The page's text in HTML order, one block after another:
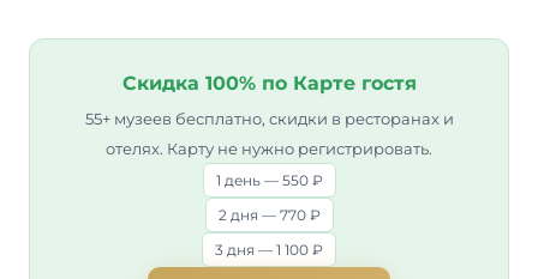
Скидка 100% по Карте гостя
55+ музеев бесплатно, скидки в ресторанах и
отелях. Карту не нужно регистрировать.
1 день — 550 ₽
2 дня — 770 ₽
3 дня — 1 100 ₽